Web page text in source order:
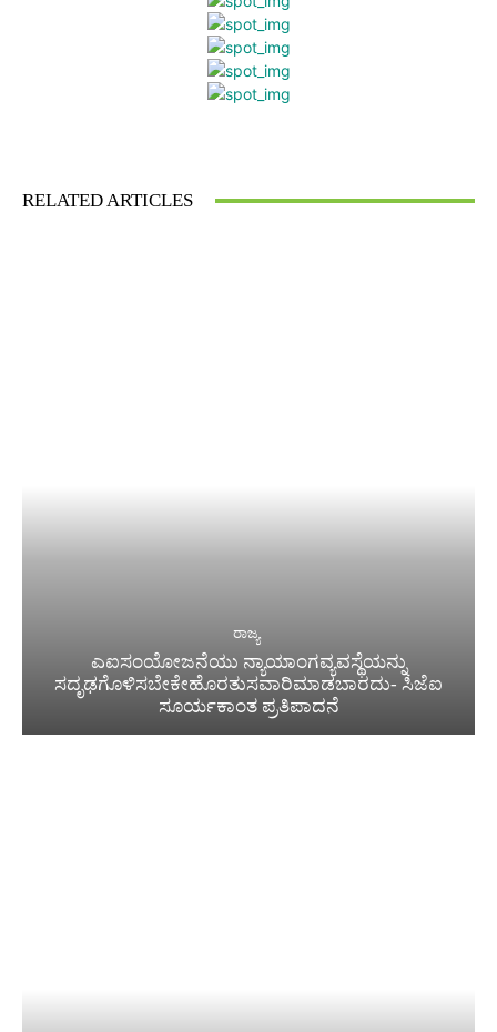
RELATED ARTICLES
ರಾಜ್ಯ
ಎಐಸಂಯೋಜನೆಯು ನ್ಯಾಯಾಂಗವ್ಯವಸ್ಥೆಯನ್ನು
ಸದೃಢಗೊಳಿಸಬೇಕೇಹೊರತುಸವಾರಿಮಾಡಬಾರದು- ಸಿಜೆಐ
ಸೂರ್ಯಕಾಂತ ಪ್ರತಿಪಾದನೆ